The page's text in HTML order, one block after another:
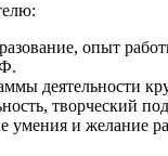
опыт
деятельности
творческий
умения и желание